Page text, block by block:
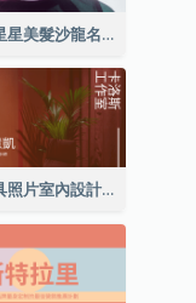
紫色與星星美髮沙龍名片
紅色家具照片室內設計名片